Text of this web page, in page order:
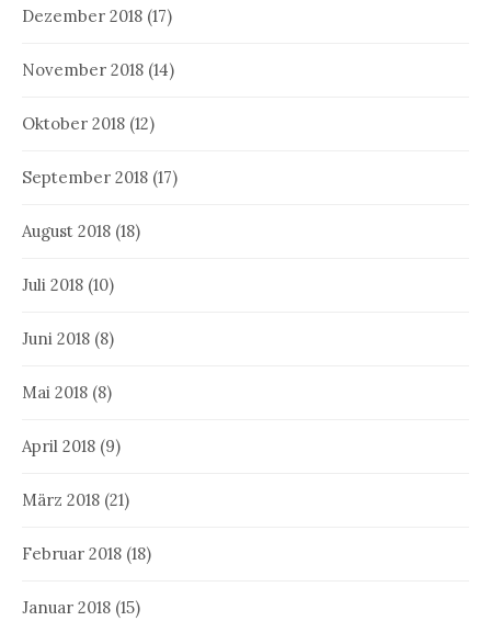
Dezember 2018 (17)
November 2018 (14)
Oktober 2018 (12)
September 2018 (17)
August 2018 (18)
Juli 2018 (10)
Juni 2018 (8)
Mai 2018 (8)
April 2018 (9)
März 2018 (21)
Februar 2018 (18)
Januar 2018 (15)